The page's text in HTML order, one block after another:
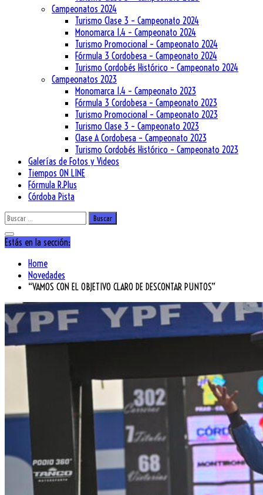
Campeonatos 2024
Turismo Clase 3 – Campeonato 2024
Monomarca 1.4 – Campeonato 2024
Turismo Promocional – Campeonato 2024
Fórmula 3 Cordobesa – Campeonato 2024
Turismo Cordobés Histórico – Campeonato 2024
Campeonatos 2023
Monomarca 1.4 – Campeonato 2023
Fórmula 3 Cordobesa – Campeonato 2023
Turismo Promocional – Campeonato 2023
Turismo Clase 3 – Campeonato 2023
Clase A Cordobesa – Campeonato 2023
Turismo Cordobés Histórico – Campeonato 2023
Galerías de Fotos y Videos
Tiempos ON LINE
Fórmula R.Plus
Córdoba Pista
Buscar:
Estás en la sección:
Home
Novedades
“VAMOS CON EL OBJETIVO CLARO DE DESCONTAR PUNTOS”